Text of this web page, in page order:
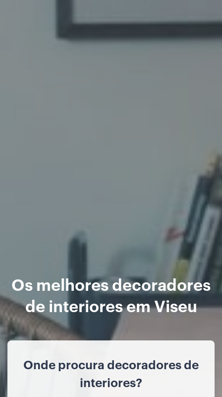
Os melhores decoradores
de interiores em Viseu
Onde procura decoradores de
interiores?